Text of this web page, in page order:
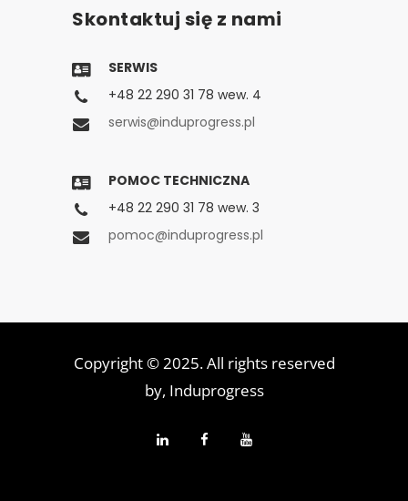
Skontaktuj się z nami
SERWIS
+48 22 290 31 78 wew. 4
serwis@induprogress.pl
POMOC TECHNICZNA
+48 22 290 31 78 wew. 3
pomoc@induprogress.pl
Copyright © 2025. All rights reserved
by, Induprogress